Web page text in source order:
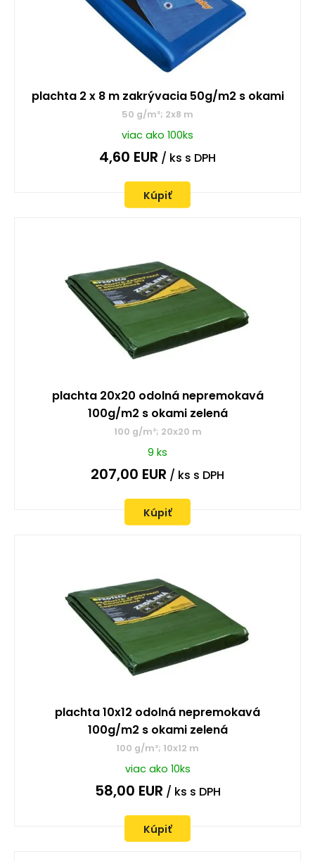
plachta 2 x 8 m zakrývacia 50g/m2 s okami
50 g/m²; 2x8 m
viac ako 100ks
4,60 EUR / ks s DPH
Kúpiť
plachta 20x20 odolná nepremokavá
100g/m2 s okami zelená
100 g/m²; 20x20 m
9 ks
207,00 EUR / ks s DPH
Kúpiť
plachta 10x12 odolná nepremokavá
100g/m2 s okami zelená
100 g/m²; 10x12 m
viac ako 10ks
58,00 EUR / ks s DPH
Kúpiť